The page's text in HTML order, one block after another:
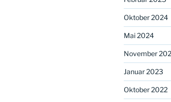
Oktober 2024
Mai 2024
November
Januar 2023
Oktober 2022